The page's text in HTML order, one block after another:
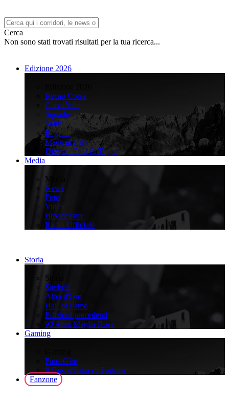
Cerca
Non sono stati trovati risultati per la tua ricerca...
Edizione 2026
Recap Corsa
Classifiche
Squadre
Salite
Regioni
Made in Italy
Diventa Città di Tappa
Media
Media
News
Foto
Video
Broadcaster
Radio Ufficiale
Storia
Storia
Simboli
Albo d'Oro
Hall of Fame
Edizioni precedenti
90 Anni Maglia Rosa
Gaming
FantaGiro
ll Giro d'Italia su Fortnite
Fanzone